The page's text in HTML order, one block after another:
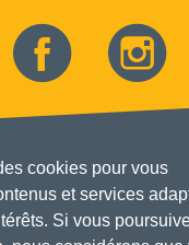
cookies pour vous
et services
Si vous